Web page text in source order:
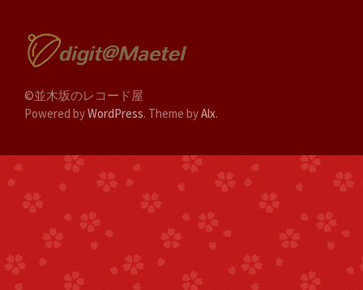
Photo
Recipe
Review
映画のセリフ
©並木坂のレコード屋
Powered byWordPress. Theme byAlx.